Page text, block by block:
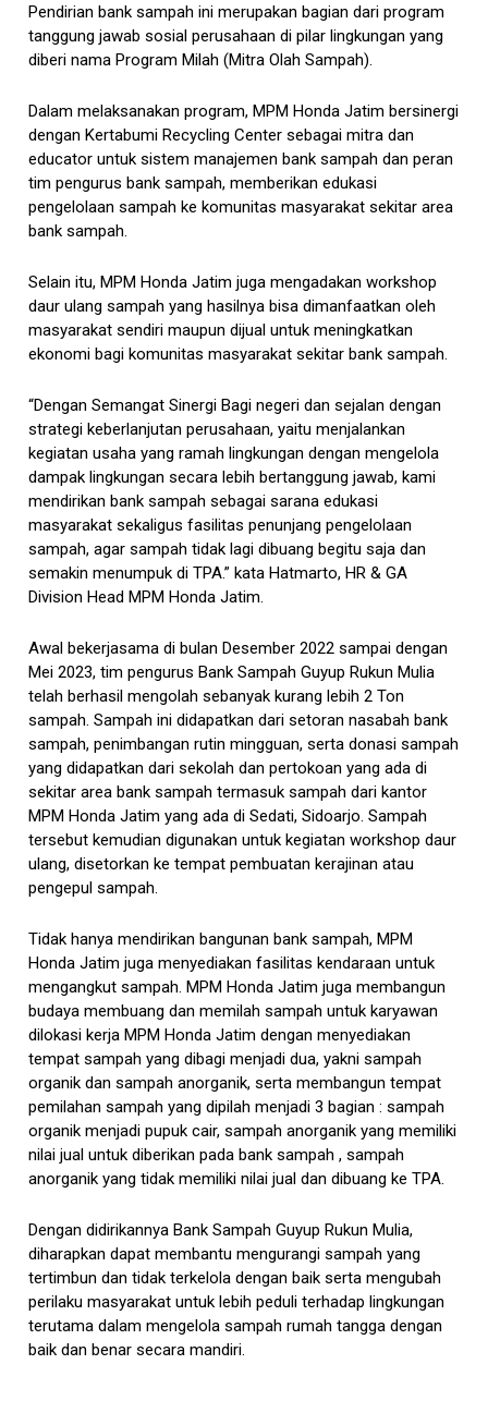
Pendirian bank sampah ini merupakan bagian dari program
tanggung jawab sosial perusahaan di pilar lingkungan yang
diberi nama Program Milah (Mitra Olah Sampah).
Dalam melaksanakan program, MPM Honda Jatim bersinergi
dengan Kertabumi Recycling Center sebagai mitra dan
educator untuk sistem manajemen bank sampah dan peran
tim pengurus bank sampah, memberikan edukasi
pengelolaan sampah ke komunitas masyarakat sekitar area
bank sampah.
Selain itu, MPM Honda Jatim juga mengadakan workshop
daur ulang sampah yang hasilnya bisa dimanfaatkan oleh
masyarakat sendiri maupun dijual untuk meningkatkan
ekonomi bagi komunitas masyarakat sekitar bank sampah.
“Dengan Semangat Sinergi Bagi negeri dan sejalan dengan
strategi keberlanjutan perusahaan, yaitu menjalankan
kegiatan usaha yang ramah lingkungan dengan mengelola
dampak lingkungan secara lebih bertanggung jawab, kami
mendirikan bank sampah sebagai sarana edukasi
masyarakat sekaligus fasilitas penunjang pengelolaan
sampah, agar sampah tidak lagi dibuang begitu saja dan
semakin menumpuk di TPA.” kata Hatmarto, HR & GA
Division Head MPM Honda Jatim.
Awal bekerjasama di bulan Desember 2022 sampai dengan
Mei 2023, tim pengurus Bank Sampah Guyup Rukun Mulia
telah berhasil mengolah sebanyak kurang lebih 2 Ton
sampah. Sampah ini didapatkan dari setoran nasabah bank
sampah, penimbangan rutin mingguan, serta donasi sampah
yang didapatkan dari sekolah dan pertokoan yang ada di
sekitar area bank sampah termasuk sampah dari kantor
MPM Honda Jatim yang ada di Sedati, Sidoarjo. Sampah
tersebut kemudian digunakan untuk kegiatan workshop daur
ulang, disetorkan ke tempat pembuatan kerajinan atau
pengepul sampah.
Tidak hanya mendirikan bangunan bank sampah, MPM
Honda Jatim juga menyediakan fasilitas kendaraan untuk
mengangkut sampah. MPM Honda Jatim juga membangun
budaya membuang dan memilah sampah untuk karyawan
dilokasi kerja MPM Honda Jatim dengan menyediakan
tempat sampah yang dibagi menjadi dua, yakni sampah
organik dan sampah anorganik, serta membangun tempat
pemilahan sampah yang dipilah menjadi 3 bagian : sampah
organik menjadi pupuk cair, sampah anorganik yang memiliki
nilai jual untuk diberikan pada bank sampah , sampah
anorganik yang tidak memiliki nilai jual dan dibuang ke TPA.
Dengan didirikannya Bank Sampah Guyup Rukun Mulia,
diharapkan dapat membantu mengurangi sampah yang
tertimbun dan tidak terkelola dengan baik serta mengubah
perilaku masyarakat untuk lebih peduli terhadap lingkungan
terutama dalam mengelola sampah rumah tangga dengan
baik dan benar secara mandiri.